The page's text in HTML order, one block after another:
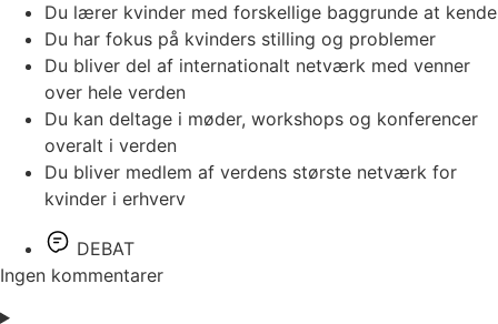
Du lærer kvinder med forskellige baggrunde at kende
Du har fokus på kvinders stilling og problemer
Du bliver del af internationalt netværk med venner
over hele verden
Du kan deltage i møder, workshops og konferencer
overalt i verden
Du bliver medlem af verdens største netværk for
kvinder i erhverv
DEBAT
Ingen kommentarer